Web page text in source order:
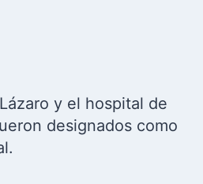
y el hospital de
designados como